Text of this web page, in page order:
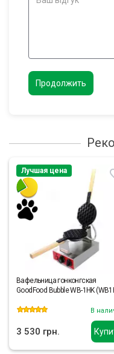
Продолжить
Лучшая цена
Вафельница гонконгская
GoodFood Bubble WB-1HK
В
3 530 грн.